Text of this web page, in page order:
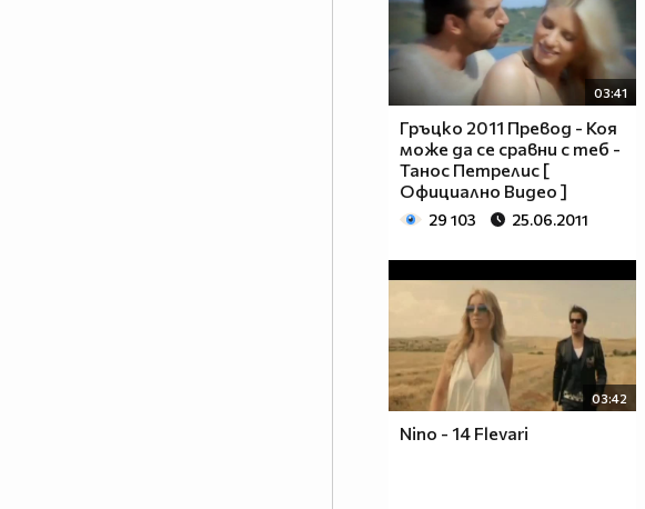
03:41
Гръцко 2011 Превод - Коя
може да се сравни с теб -
Танос Петрелис [
Официално Видео ]
29 103 25.06.2011
03:42
Nino - 14 Flevari